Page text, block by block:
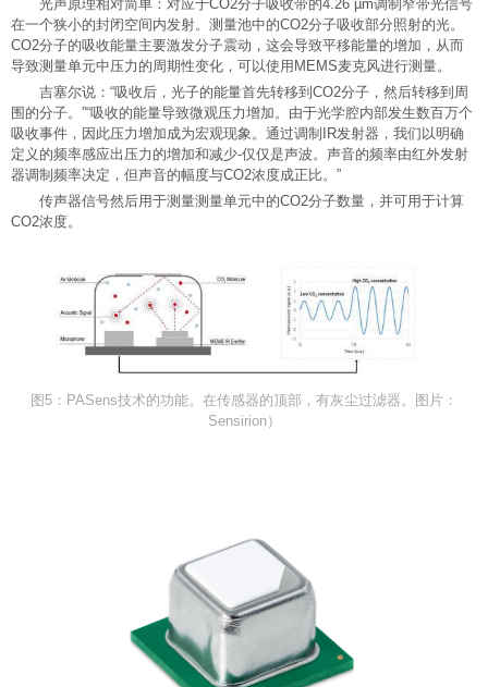
光声原理相对简单：对应于CO2分子吸收带的4.26 µm调制窄带光信号
在一个狭小的封闭空间内发射。测量池中的CO2分子吸收部分照射的光。
CO2分子的吸收能量主要激发分子震动，这会导致平移能量的增加，从而
导致测量单元中压力的周期性变化，可以使用MEMS麦克风进行测量。
吉塞尔说：“吸收后，光子的能量首先转移到CO2分子，然后转移到周
围的分子。”“吸收的能量导致微观压力增加。由于光学腔内部发生数百万个
吸收事件，因此压力增加成为宏观现象。通过调制IR发射器，我们以明确
定义的频率感应出压力的增加和减少-仅仅是声波。声音的频率由红外发射
器调制频率决定，但声音的幅度与CO2浓度成正比。”
传声器信号然后用于测量测量单元中的CO2分子数量，并可用于计算
CO2浓度。
图5：PASens技术的功能。在传感器的顶部，有灰尘过滤器。图片：
Sensirion）